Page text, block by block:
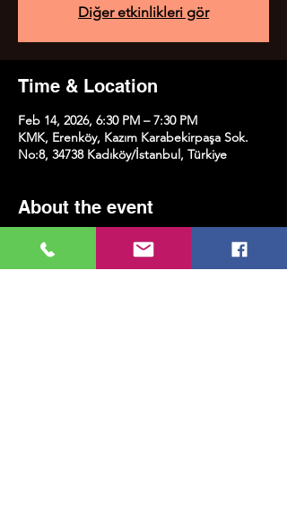
Diğer etkinlikleri gör
Time & Location
Feb 14, 2026, 6:30 PM – 7:30 PM
KMK, Erenköy, Kazım Karabekirpaşa Sok.
No:8, 34738 Kadıköy/İstanbul, Türkiye
About the event
Aynı günün akşamında sahne tarafında
“Çello & Sıcak Şarap” etkinliği